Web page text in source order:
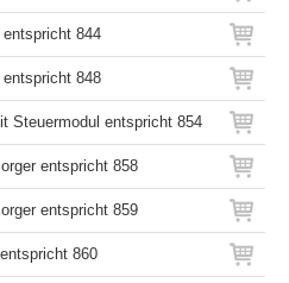
844
848
Steuermodul entspricht 854
entspricht 858
entspricht 859
860